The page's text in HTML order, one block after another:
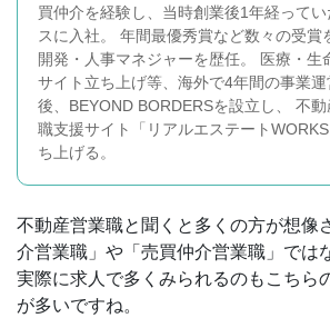
買仲介を経験し、当時創業後1年経って
スに入社。 年間最優秀賞など数々の受賞
開発・人事マネジャーを歴任。 医療・生
サイト立ち上げ等、海外で4年間の事業
後、BEYOND BORDERSを設立し、 不
職支援サイト「リアルエステート
ち上げる。
不動産営業職と聞くと多くの方が想像
介営業職」や「売買仲介営業職」では
実際に求人で多くみられるのもこちら
が多いですね。